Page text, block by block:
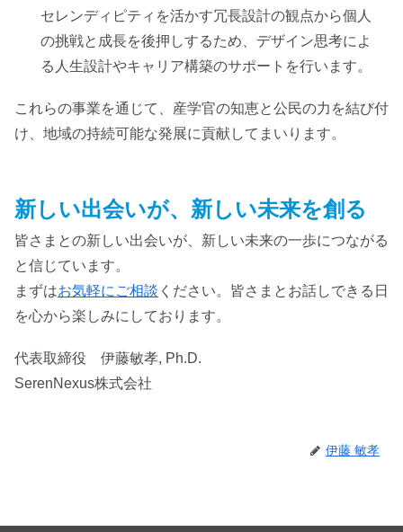
セレンディピティを活かす冗長設計の観点から個人
の挑戦と成長を後押しするため、デザイン思考によ
る人生設計やキャリア構築のサポートを行います。
これらの事業を通じて、産学官の知恵と公民の力を結び付
け、地域の持続可能な発展に貢献してまいります。
新しい出会いが、新しい未来を創る
皆さまとの新しい出会いが、新しい未来の一歩につながる
と信じています。
まずはお気軽にご相談 ください。皆さまとお話しできる日
を心から楽しみにしております。
代表取締役 伊藤敏孝, Ph.D.
SerenNexus株式会社
伊藤 敏孝